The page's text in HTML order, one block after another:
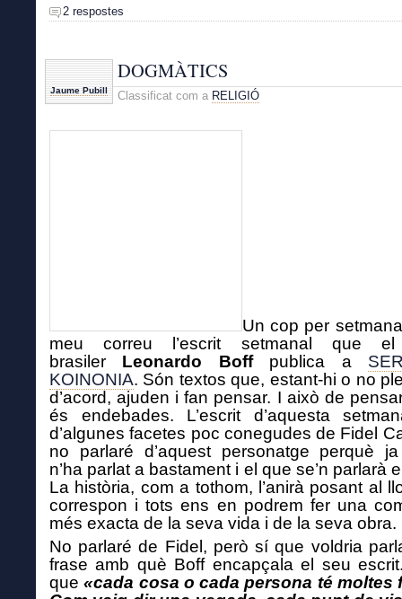
2 respostes
Jaume Pubill
DOGMÀTICS
Classificat com a RELIGIÓ
Un cop per
meu correu l’escrit setmanal que el
brasiler Leonardo Boffpublica a
KOINONIA. Són textos que, estant-hi o no
d’acord, ajuden i fan pensar. I això de
és endebades. L’escrit d’aquesta
d’algunes facetes poc conegudes de Fidel
no parlaré d’aquest personatge perquè
n’ha parlat a bastament i el que se’n parlarà
La història, com a tothom, l’anirà posant al
correspon i tots ens en podrem fer una
més exacta de la seva vida i de la seva obra.
No parlaré de Fidel, però sí que voldria
frase amb què Boff encapçala el seu
que«cada cosa o cada persona té moltes